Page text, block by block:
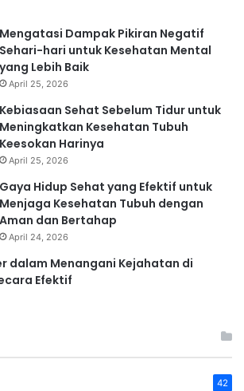
Mengatasi Dampak Pikiran Negatif
Sehari-hari untuk Kesehatan Mental
yang Lebih Baik
April 25, 2026
Kebiasaan Sehat Sebelum Tidur untuk
Meningkatkan Kesehatan Tubuh
Keesokan Harinya
April 25, 2026
Gaya Hidup Sehat yang Efektif untuk
Menjaga Kesehatan Tubuh dengan
Aman dan Bertahap
April 24, 2026
dalam Menangani Kejahatan di
Efektif
42